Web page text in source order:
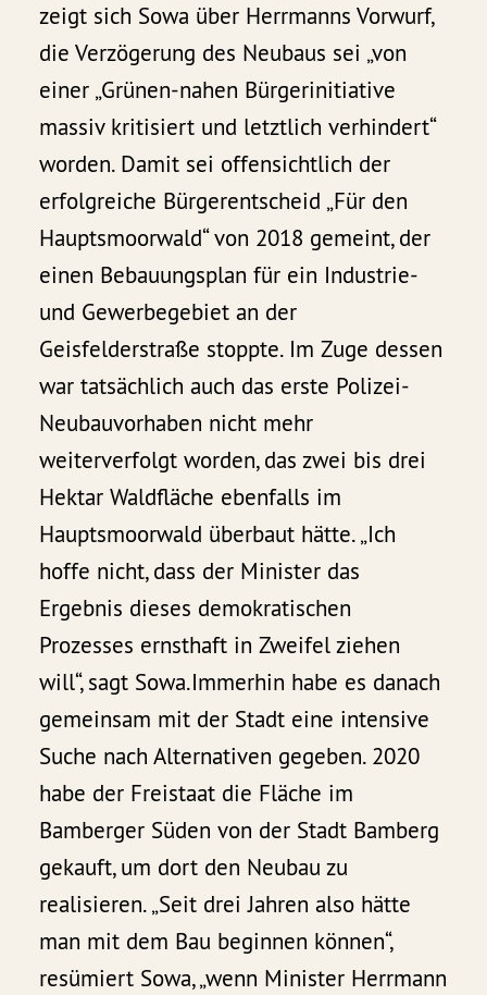
zeigt sich Sowa über Herrmanns Vorwurf,
die Verzögerung des Neubaus sei „von
einer „Grünen-nahen Bürgerinitiative
massiv kritisiert und letztlich verhindert“
worden. Damit sei offensichtlich der
erfolgreiche Bürgerentscheid „Für den
Hauptsmoorwald“ von 2018 gemeint, der
einen Bebauungsplan für ein Industrie-
und Gewerbegebiet an der
Geisfelderstraße stoppte. Im Zuge dessen
war tatsächlich auch das erste Polizei-
Neubauvorhaben nicht mehr
weiterverfolgt worden, das zwei bis drei
Hektar Waldfläche ebenfalls im
Hauptsmoorwald überbaut hätte. „Ich
hoffe nicht, dass der Minister das
Ergebnis dieses demokratischen
Prozesses ernsthaft in Zweifel ziehen
will“, sagt Sowa.Immerhin habe es danach
gemeinsam mit der Stadt eine intensive
Suche nach Alternativen gegeben. 2020
habe der Freistaat die Fläche im
Bamberger Süden von der Stadt Bamberg
gekauft, um dort den Neubau zu
realisieren. „Seit drei Jahren also hätte
man mit dem Bau beginnen können“,
resümiert Sowa, „wenn Minister Herrmann